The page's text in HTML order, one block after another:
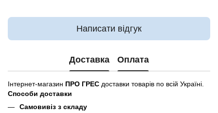
Написати відгук
Доставка Оплата
Інтернет-магазин ПРО ГРЕС доставки товарів по всій Україні.
Способи доставки
Самовивіз з складу